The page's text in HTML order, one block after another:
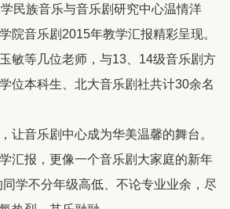
民族音乐与音乐剧研究中心温情洋
院音乐剧 2015年教学汇报精彩呈现。
敏等几位老师，与13 14级音乐剧方
位本科生、北大音乐剧社共计30余名
让音乐剧中心成为华美温馨的舞台。
汇报，更像一个音乐剧大家庭的新年
同学不分年级高低、不论专业业余，尽